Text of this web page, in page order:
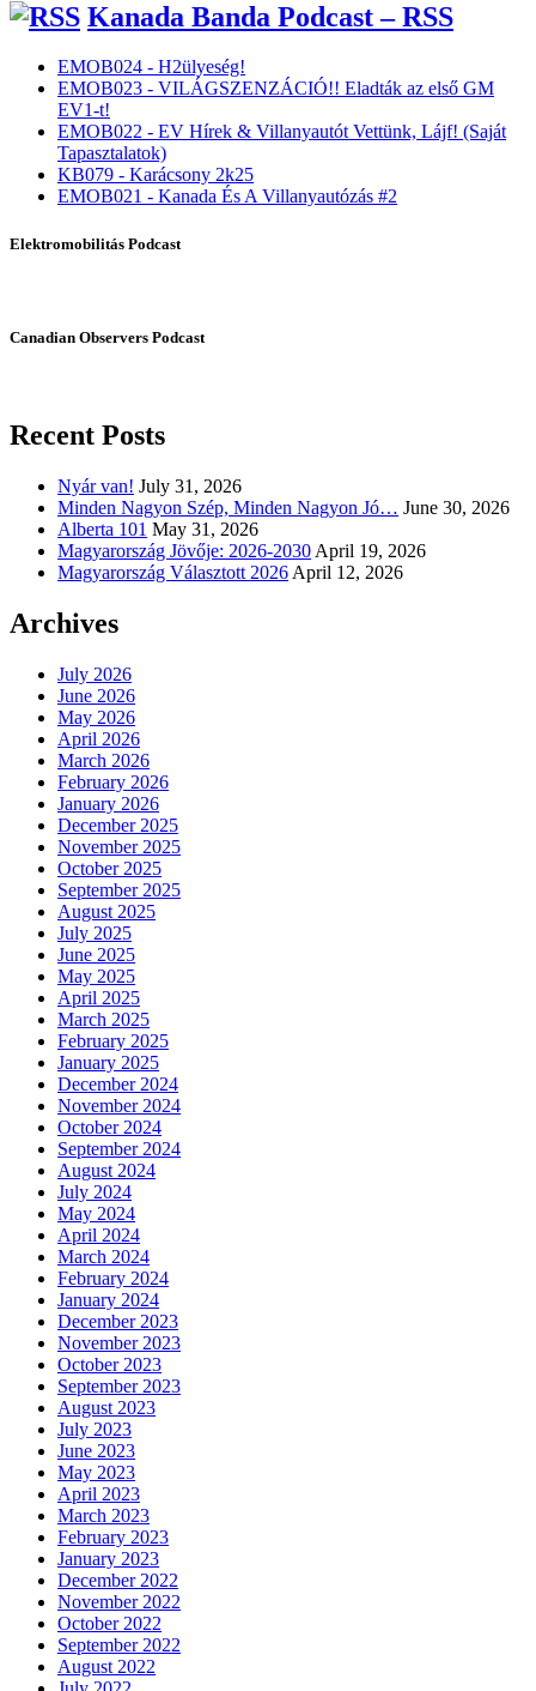
Kanada Banda Podcast – RSS
EMOB024 - H2ülyeség!
EMOB023 - VILÁGSZENZÁCIÓ!! Eladták az első GM
EV1-t!
EMOB022 - EV Hírek & Villanyautót Vettünk, Lájf! (Saját
Tapasztalatok)
KB079 - Karácsony 2k25
EMOB021 - Kanada És A Villanyautózás #2
Elektromobilitás Podcast
Canadian Observers Podcast
Recent Posts
Nyár van! July 31, 2026
Minden Nagyon Szép, Minden Nagyon Jó… June 30, 2026
Alberta 101 May 31, 2026
Magyarország Jövője: 2026-2030 April 19, 2026
Magyarország Választott 2026 April 12, 2026
Archives
July 2026
June 2026
May 2026
April 2026
March 2026
February 2026
January 2026
December 2025
November 2025
October 2025
September 2025
August 2025
July 2025
June 2025
May 2025
April 2025
March 2025
February 2025
January 2025
December 2024
November 2024
October 2024
September 2024
August 2024
July 2024
May 2024
April 2024
March 2024
February 2024
January 2024
December 2023
November 2023
October 2023
September 2023
August 2023
July 2023
June 2023
May 2023
April 2023
March 2023
February 2023
January 2023
December 2022
November 2022
October 2022
September 2022
August 2022